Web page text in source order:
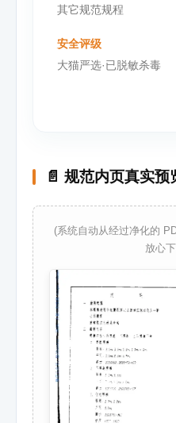
其它规范规程
安全评级
大猫严选·已脱敏杀毒
📄 规范内页真实预
(系统自动从经过净化的
放心